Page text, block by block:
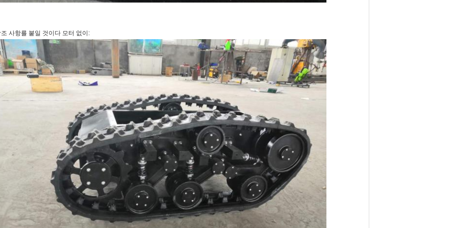
사항를 붙일 것이다 모터 없이: